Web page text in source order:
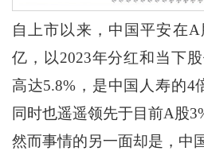
自上市以来，中国平安在
亿，以2023年分红和当下
高达5.8%，是中国人寿的4
同时也遥遥领先于目前A股
然而事情的另一面却是，中